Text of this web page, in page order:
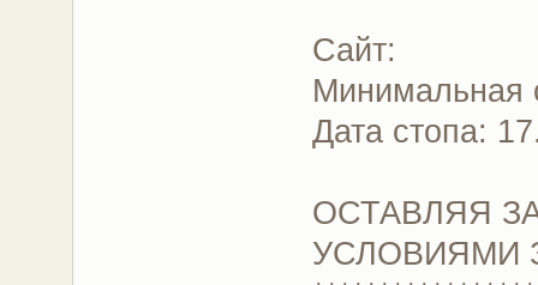
Сайт:
Минимальная
Дата стопа:
ОСТАВЛЯЯ
УСЛОВИЯМИ